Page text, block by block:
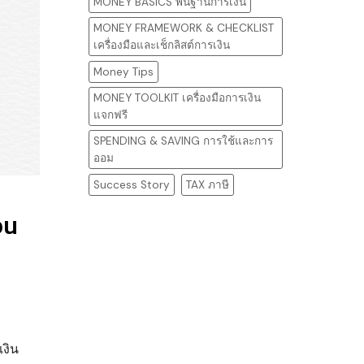
งิน
MONEY FRAMEWORK & CHECKLIST
เครื่องมือและเช็กลิสต์การเงิน
Money Tips
MONEY TOOLKIT เครื่องมือการเงิน
แจกฟรี
SPENDING & SAVING การใช้และการ
ออม
Success Story
TAX ภาษี